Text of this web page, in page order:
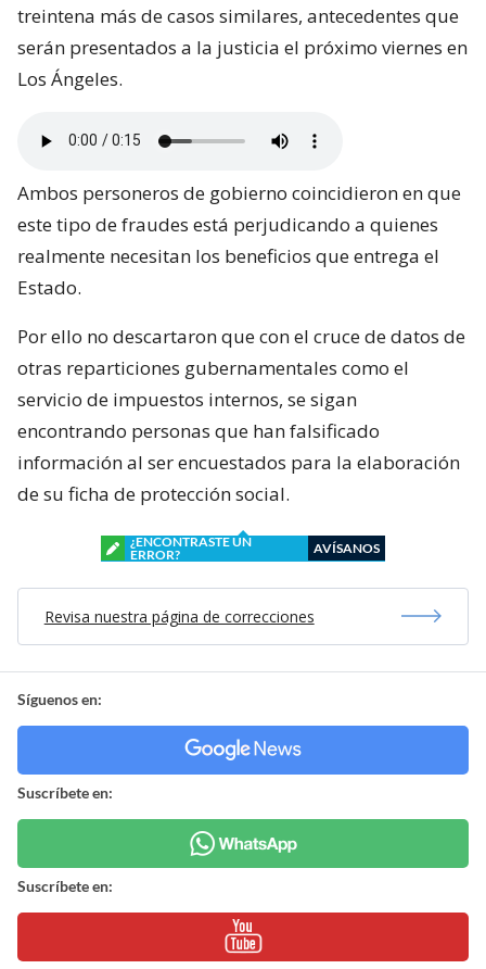
treintena más de casos similares, antecedentes que
serán presentados a la justicia el próximo viernes en
Los Ángeles.
Ambos personeros de gobierno coincidieron en que
este tipo de fraudes está perjudicando a quienes
realmente necesitan los beneficios que entrega el
Estado.
Por ello no descartaron que con el cruce de datos de
otras reparticiones gubernamentales como el
servicio de impuestos internos, se sigan
encontrando personas que han falsificado
información al ser encuestados para la elaboración
de su ficha de protección social.
¿ENCONTRASTE UN
ERROR?
AVÍSANOS
Revisa nuestra página de correcciones
Síguenos en:
Suscríbete en:
Suscríbete en: